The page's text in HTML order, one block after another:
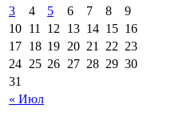
« Июл
3 4 5 6 7 8
9
10 11 12 13 14 15 16
17 18 19 20 21 22 23
24 25 26 27 28 29 30
31